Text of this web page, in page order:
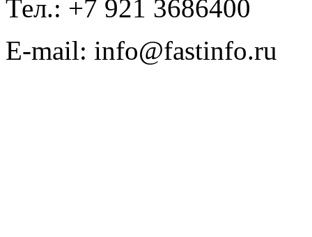
Тел.: +7 921 3686400
E-mail: info@fastinfo.ru